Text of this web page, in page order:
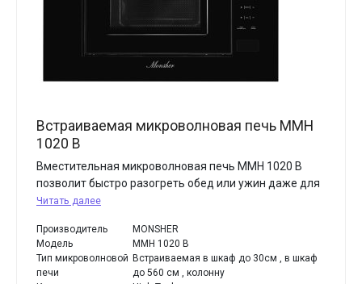
Встраиваемая микроволновая печь MMH
1020 B
Вместительная микроволновая печь MMH 1020 B
позволит быстро разогреть обед или ужин даже для
Читать далее
Производитель
MONSHER
Модель
MMH 1020 B
Тип микроволновой
печи
Встраиваемая в шкаф до 30см , в шкаф
до 560 см , колонну